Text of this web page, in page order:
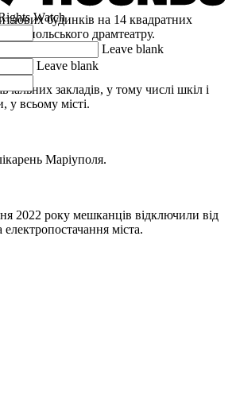
будинків на 14 квадратних
драмтеатру.
закладів, у тому числі шкіл і
у всьому місті.
Маріуполя.
2022 року мешканців відключили від
міста.
Watch
Leave blank
Leave blank